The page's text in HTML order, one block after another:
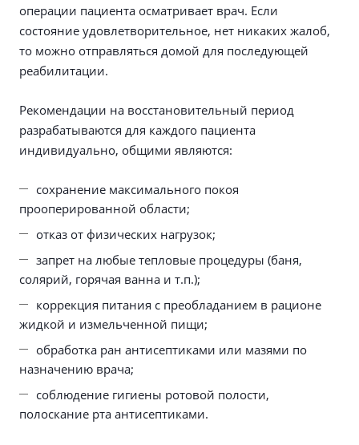
операции пациента осматривает врач. Если
состояние удовлетворительное, нет никаких жалоб,
то можно отправляться домой для последующей
реабилитации.
Рекомендации на восстановительный период
разрабатываются для каждого пациента
индивидуально, общими являются:
сохранение максимального покоя
прооперированной области;
отказ от физических нагрузок;
запрет на любые тепловые процедуры (баня,
солярий, горячая ванна и т.п.);
коррекция питания с преобладанием в рационе
жидкой и измельченной пищи;
обработка ран антисептиками или мазями по
назначению врача;
соблюдение гигиены ротовой полости,
полоскание рта антисептиками.